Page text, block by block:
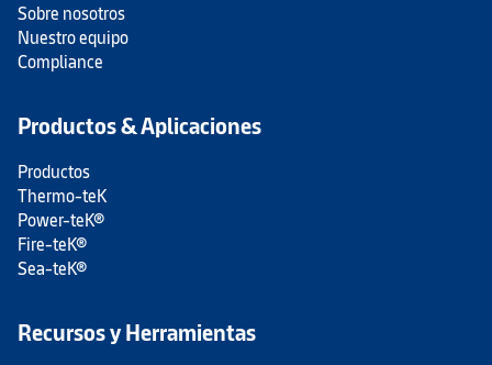
Sobre nosotros
Nuestro equipo
Compliance
Productos & Aplicaciones
Productos
Thermo-teK
Power-teK®
Fire-teK®
Sea-teK®
Recursos y Herramientas